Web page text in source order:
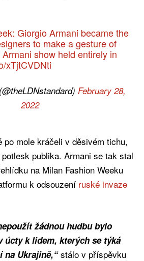
Giorgio Armani became the
to make a gesture of
show held entirely in
xTjtCVDNti
February 28,
2022
po mole kráčeli v děsivém tichu,
publika. Armani se tak stal
na Milan Fashion Weeku
k odsouzení ruské invaze
žádnou hudbu bylo
úcty k lidem, kterých se týká
na Ukrajině,“ stálo v příspěvku